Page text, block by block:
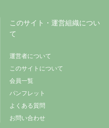
このサイト・運営組織につい
て
運営者について
このサイトについて
会員一覧
パンフレット
よくある質問
お問い合わせ